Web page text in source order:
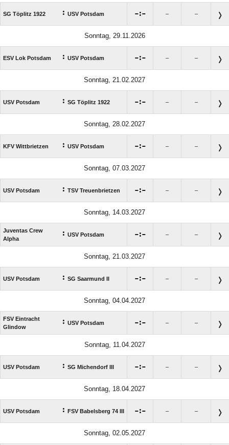
SG Töplitz 1922 : USV Potsdam : – –
Sonntag, 29.11.2026
ESV Lok Potsdam : USV Potsdam : – –
Sonntag, 21.02.2027
USV Potsdam : SG Töplitz 1922 : – –
Sonntag, 28.02.2027
KFV Wittbrietzen : USV Potsdam : – –
Sonntag, 07.03.2027
USV Potsdam : TSV Treuenbrietzen : – –
Sonntag, 14.03.2027
Juventas Crew
Alpha
: USV Potsdam : – –
Sonntag, 21.03.2027
USV Potsdam : SG Saarmund II : – –
Sonntag, 04.04.2027
FSV Eintracht
Glindow
: USV Potsdam : – –
Sonntag, 11.04.2027
USV Potsdam : SG Michendorf III : – –
Sonntag, 18.04.2027
USV Potsdam : FSV Babelsberg 74 III : – –
Sonntag, 02.05.2027